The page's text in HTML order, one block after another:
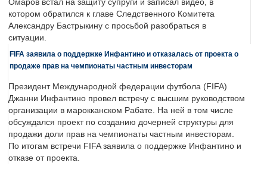
Омаров встал на защиту супруги и записал видео, в
котором обратился к главе Следственного Комитета
Александру Бастрыкину с просьбой разобраться в
ситуации.
FIFA заявила о поддержке Инфантино и отказалась от проекта о
продаже прав на чемпионаты частным инвесторам
Президент Международной федерации футбола (FIFA)
Джанни Инфантино провел встречу с высшим руководством
организации в марокканском Рабате. На ней в том числе
обсуждался проект по созданию дочерней структуры для
продажи доли прав на чемпионаты частным инвесторам.
По итогам встречи FIFA заявила о поддержке Инфантино и
отказе от проекта.